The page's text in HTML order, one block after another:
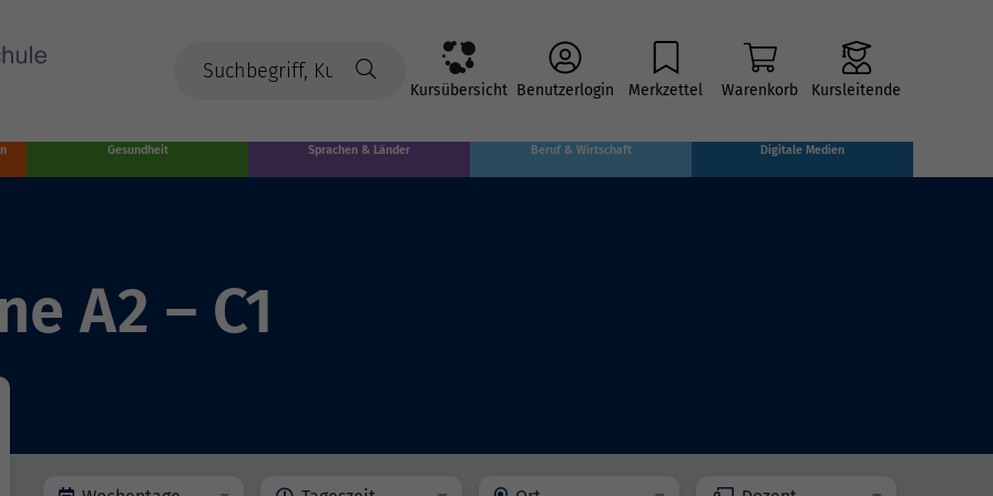
Kursübersicht Benutzerlogin Merkzettel Warenkorb Kursleitende
Gesundheit Sprachen & Länder Beruf & Wirtschaft Digitale Medien
A2 – C1